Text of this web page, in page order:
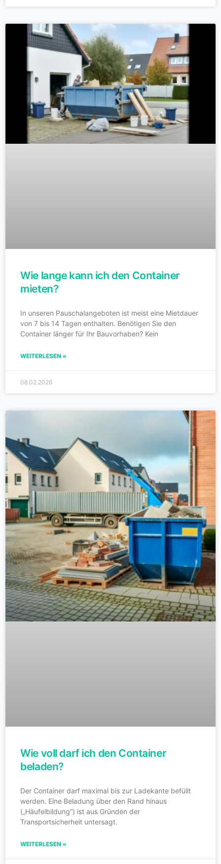
Wie lange kann ich den Container
mieten?
In unseren Pauschalangeboten ist meist eine Mietdauer
von 7 bis 14 Tagen enthalten. Benötigen Sie den
Container länger für Ihr Bauvorhaben? Kein
WEITERLESEN »
08.02.2026
Wie voll darf ich den Container
beladen?
Der Container darf maximal bis zur Ladekante befüllt
werden. Eine Beladung über den Rand hinaus
(„Häufelbildung“) ist aus Gründen der
Transportsicherheit untersagt.
WEITERLESEN »